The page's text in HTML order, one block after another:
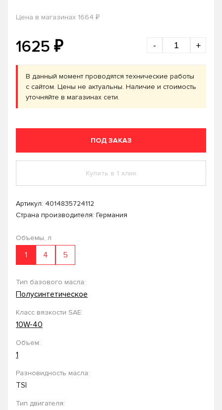
Цена в магазинах 1664 ₽
1625 ₽ - +
В данный момент проводятся технические работы
с сайтом. Цены не актуальны. Наличие и стоимость
уточняйте в магазинах сети.
ПОД ЗАКАЗ
Купить в 1 клик
Артикул: 4014835724112
Страна производителя: Германия
Объемы, л
1 4 5
Тип базового масла:
Полусинтетическое
Класс вязкости SAE:
10W-40
Объем:
1
Разновидность масла:
TSI
Тип двигателя: